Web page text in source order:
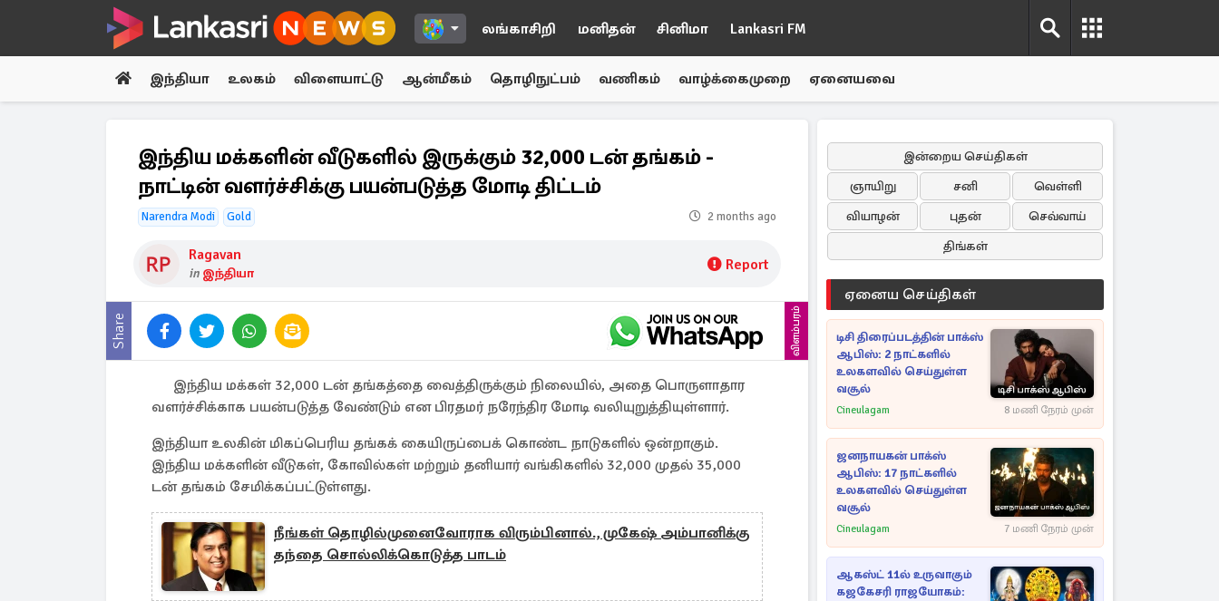
லங்காசிறி மனிதன் சினிமா Lankasri FM
இந்தியா உலகம் விளையாட்டு ஆன்மீகம் தொழிநுட்பம் வணிகம் வாழ்க்கைமுறை ஏனையவை
இந்திய மக்களின் வீடுகளில் இருக்கும் 32,000 டன் தங்கம் -
நாட்டின் வளர்ச்சிக்கு பயன்படுத்த மோடி திட்டம்
Narendra Modi Gold 2 months ago
Ragavan
in இந்தியா Report
Share விளம்பரம்
இந்திய மக்கள் 32,000 டன் தங்கத்தை வைத்திருக்கும் நிலையில், அதை பொருளாதார
வளர்ச்சிக்காக பயன்படுத்த வேண்டும் என பிரதமர் நரேந்திர மோடி வலியுறுத்தியுள்ளார்.
இந்தியா உலகின் மிகப்பெரிய தங்கக் கையிருப்பைக் கொண்ட நாடுகளில் ஒன்றாகும்.
இந்திய மக்களின் வீடுகள், கோவில்கள் மற்றும் தனியார் வங்கிகளில் 32,000 முதல் 35,000
டன் தங்கம் சேமிக்கப்பட்டுள்ளது.
நீங்கள் தொழில்முனைவோராக விரும்பினால்., முகேஷ் அம்பானிக்கு
தந்தை சொல்லிக்கொடுத்த பாடம்
இன்றைய செய்திகள்
ஞாயிறு
சனி
வெள்ளி
வியாழன்
புதன்
செவ்வாய்
திங்கள்
ஏனைய செய்திகள்
டிசி திரைப்படத்தின் பாக்ஸ்
ஆபிஸ்: 2 நாட்களில்
உலகளவில் செய்துள்ள
வசூல்
Cineulagam 8 மணி நேரம் முன்
ஜனநாயகன் பாக்ஸ்
ஆபிஸ்: 17 நாட்களில்
உலகளவில் செய்துள்ள
வசூல்
Cineulagam 7 மணி நேரம் முன்
ஆகஸ்ட் 11ல் உருவாகும்
கஜகேசரி ராஜயோகம்: